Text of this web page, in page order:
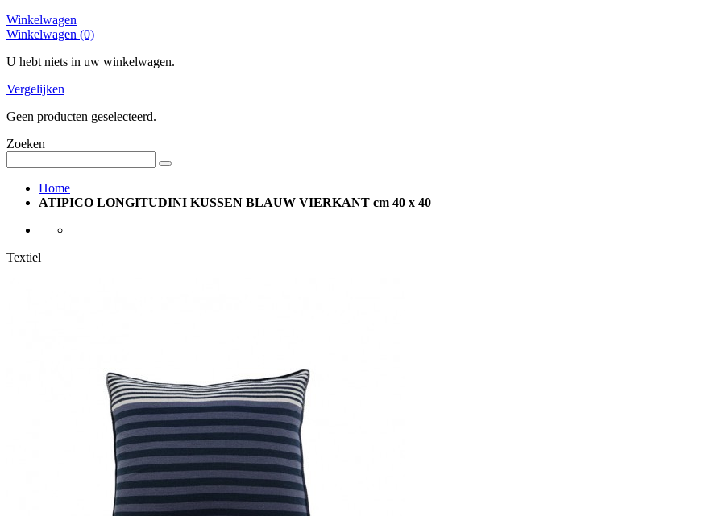
Winkelwagen
Winkelwagen (0)
U hebt niets in uw winkelwagen.
Vergelijken
Geen producten geselecteerd.
Zoeken
Home
ATIPICO LONGITUDINI KUSSEN BLAUW VIERKANT cm 40 x 40
Textiel